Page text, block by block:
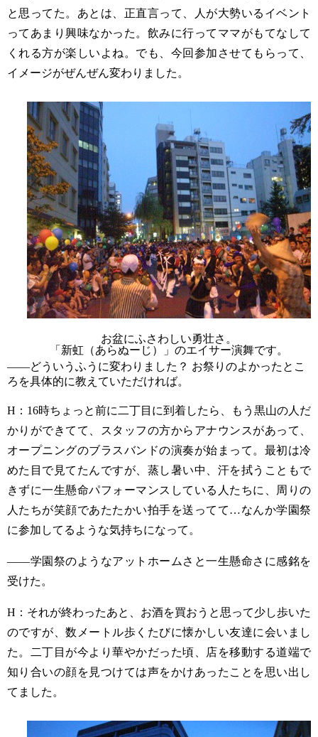
と思ってた。あとは、正直言って、人が大勢いるイベント
ってあまり興味なかった。飲みに行ってママがもてなして
くれる方が楽しいよね。でも、今回参加させてもらって、
イメージがぜんぜん変わりました。
お盆にふさわしい勇壮さ。
「新虹（あらぬーじ）」のエイサー演舞です。
——どういうふうに変わりました？ お祭りのよかったとこ
ろを具体的に教えていただければ。
H ： 16時ちょっと前に二丁目に到着したら、もう黒山の人だ
かりができてて、スタッフの方からアナウンスがあって、
オープニングのブラスバンドの演奏が始まって。最初は冷
めた目で見てたんですが、蒸し暑い中、汗を拭うこともで
きずに一生懸命パフォーマンスしている人たちに、周りの
人たちが笑顔であたたかい拍手を送ってて…なんか学園祭
に参加してるような気持ちになって。
——学園祭のようなアットホームさと一生懸命さに感銘を
受けた。
H ：それが終わったあと、お酒を買おうと思って少し歩いた
のですが、数メートル歩くたびに懐かしい友達に会いまし
た。二丁目が今より華やかだった頃、店を移動する道端で
知り合いの顔を見つけては声をかけあったことを思い出し
てました。